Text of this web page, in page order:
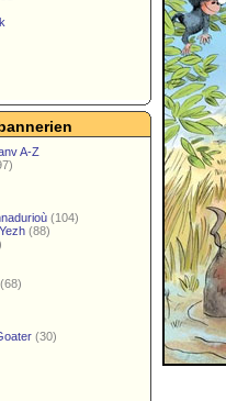
A-Z
(104)
(88)
(68)
(30)